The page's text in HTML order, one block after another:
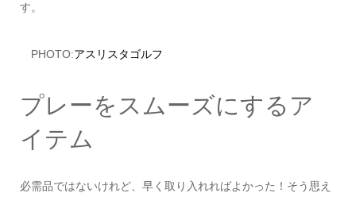
す。
PHOTO:アスリスタゴルフ
プレーをスムーズにするア
イテム
必需品ではないけれど、早く取り入れればよかった！そう思え